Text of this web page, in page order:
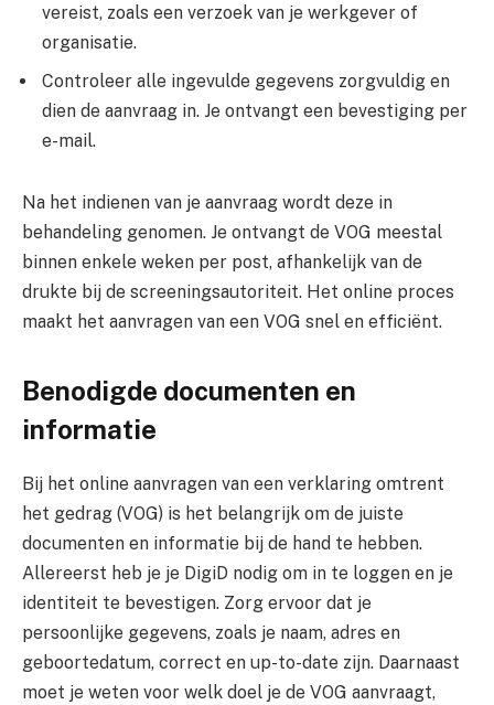
vereist, zoals een verzoek van je werkgever of
organisatie.
Controleer alle ingevulde gegevens zorgvuldig en
dien de aanvraag in. Je ontvangt een bevestiging per
e-mail.
Na het indienen van je aanvraag wordt deze in
behandeling genomen. Je ontvangt de VOG meestal
binnen enkele weken per post, afhankelijk van de
drukte bij de screeningsautoriteit. Het online proces
maakt het aanvragen van een VOG snel en efficiënt.
Benodigde documenten en
informatie
Bij het online aanvragen van een verklaring omtrent
het gedrag (VOG) is het belangrijk om de juiste
documenten en informatie bij de hand te hebben.
Allereerst heb je je DigiD nodig om in te loggen en je
identiteit te bevestigen. Zorg ervoor dat je
persoonlijke gegevens, zoals je naam, adres en
geboortedatum, correct en up-to-date zijn. Daarnaast
moet je weten voor welk doel je de VOG aanvraagt,